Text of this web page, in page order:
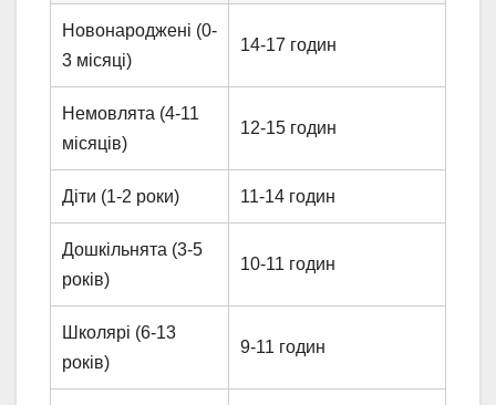
Новонароджені (0-
3 місяці)
14-17 годин
Немовлята (4-11
місяців)
12-15 годин
Діти (1-2 роки) 11-14 годин
Дошкільнята (3-5
років)
10-11 годин
Школярі (6-13
років)
9-11 годин